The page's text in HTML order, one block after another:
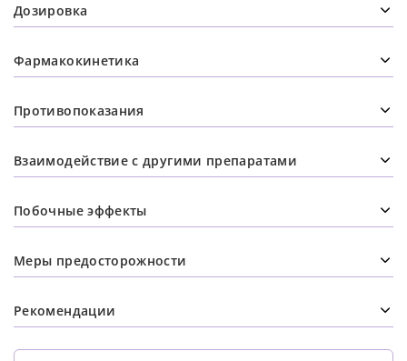
Дозировка
Фармакокинетика
Противопоказания
Взаимодействие с другими препаратами
Побочные эффекты
Меры предосторожности
Рекомендации